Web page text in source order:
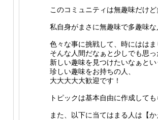
このコミュニティは無趣味だけ
私自身がまさに無趣味で多趣味な
色々な事に挑戦して、時にははま
そんな人間だなぁと少しでも思っ
新しい趣味を見つけたいなぁとい
珍しい趣味をお持ちの人、
大大大大大歓迎です！
トピックは基本自由に作成しても
また、以下に当てはまる人は【